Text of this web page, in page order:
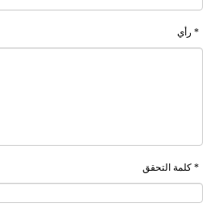
* رأي
* كلمة التحقق